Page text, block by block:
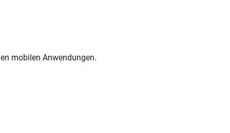
mobilen Anwendungen.